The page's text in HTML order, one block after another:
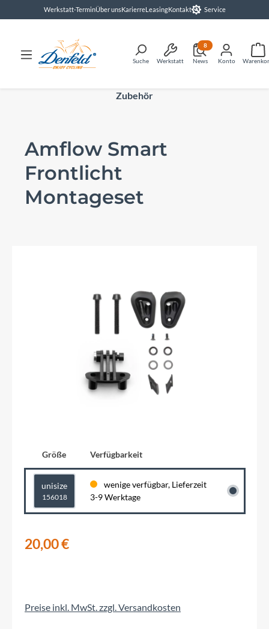
springenWerkstatt-TerminÜber unsKarierreLeasingKontakt Service
Suche Werkstatt News
8
Konto
Zubehör
Amflow Smart
Frontlicht
Montageset
Größe Verfügbarkeit
unisize
156018
wenige verfügbar, Lieferzeit
3-9 Werktage
20,00 €
Preise inkl. MwSt. zzgl. Versandkosten